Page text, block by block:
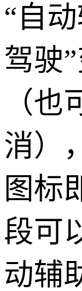
“自
驾驶
（也
消）
图标
段可
动辅